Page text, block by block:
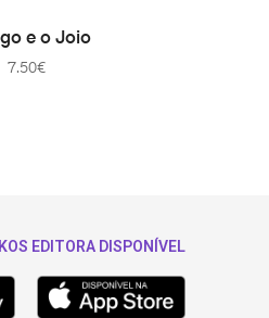
TO CART
e o Joio
7.50€
EDITORA DISPONÍVEL